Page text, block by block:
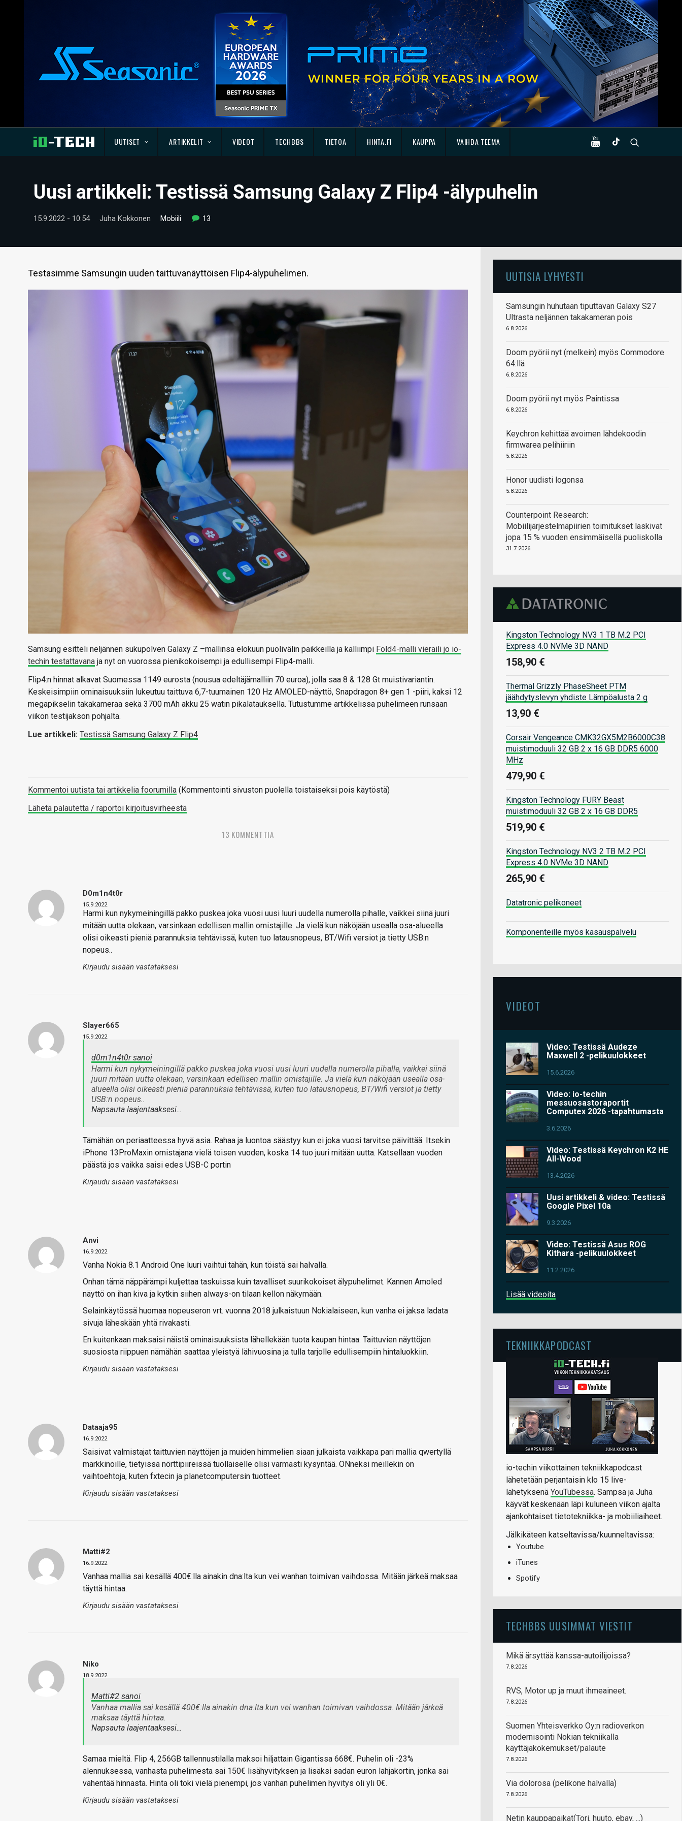
UUTISET ARTIKKELIT VIDEOT TECHBBS TIETOA HINTA.FI KAUPPA VAIHDA TEEMA
Uusi artikkeli: Testissä Samsung Galaxy Z Flip4 -älypuhelin
15.9.2022 - 10:54 Juha Kokkonen Mobiili 13
Testasimme Samsungin uuden taittuvanäyttöisen Flip4-älypuhelimen.
Samsung esitteli neljännen sukupolven Galaxy Z –mallinsa elokuun puolivälin paikkeilla ja kalliimpi Fold4-malli vieraili jo io-
techin testattavana ja nyt on vuorossa pienikokoisempi ja edullisempi Flip4-malli.
Flip4:n hinnat alkavat Suomessa 1149 eurosta (nousua edeltäjämalliin 70 euroa), jolla saa 8 & 128 Gt muistivariantin.
Keskeisimpiin ominaisuuksiin lukeutuu taittuva 6,7-tuumainen 120 Hz AMOLED-näyttö, Snapdragon 8+ gen 1 -piiri, kaksi 12
megapikselin takakameraa sekä 3700 mAh akku 25 watin pikalatauksella. Tutustumme artikkelissa puhelimeen runsaan
viikon testijakson pohjalta.
Lue artikkeli: Testissä Samsung Galaxy Z Flip4
Kommentoi uutista tai artikkelia foorumilla (Kommentointi sivuston puolella toistaiseksi pois käytöstä)
Lähetä palautetta / raportoi kirjoitusvirheestä
13 KOMMENTTIA
D0m1n4t0r
15.9.2022
Harmi kun nykymeiningillä pakko puskea joka vuosi uusi luuri uudella numerolla pihalle, vaikkei siinä juuri
mitään uutta olekaan, varsinkaan edellisen mallin omistajille. Ja vielä kun näköjään usealla osa-alueella
olisi oikeasti pieniä parannuksia tehtävissä, kuten tuo latausnopeus, BT/Wifi versiot ja tietty USB:n
nopeus..
Kirjaudu sisään vastataksesi
Slayer665
15.9.2022
d0m1n4t0r sanoi
Harmi kun nykymeiningillä pakko puskea joka vuosi uusi luuri uudella numerolla pihalle, vaikkei siinä
juuri mitään uutta olekaan, varsinkaan edellisen mallin omistajille. Ja vielä kun näköjään usealla osa-
alueella olisi oikeasti pieniä parannuksia tehtävissä, kuten tuo latausnopeus, BT/Wifi versiot ja tietty
USB:n nopeus..
Napsauta laajentaaksesi…
Tämähän on periaatteessa hyvä asia. Rahaa ja luontoa säästyy kun ei joka vuosi tarvitse päivittää. Itsekin
iPhone 13ProMaxin omistajana vielä toisen vuoden, koska 14 tuo juuri mitään uutta. Katsellaan vuoden
päästä jos vaikka saisi edes USB-C portin
Kirjaudu sisään vastataksesi
Anvi
16.9.2022
Vanha Nokia 8.1 Android One luuri vaihtui tähän, kun töistä sai halvalla.
Onhan tämä näppärämpi kuljettaa taskuissa kuin tavalliset suurikokoiset älypuhelimet. Kannen Amoled
näyttö on ihan kiva ja kytkin siihen always-on tilaan kellon näkymään.
Selainkäytössä huomaa nopeuseron vrt. vuonna 2018 julkaistuun Nokialaiseen, kun vanha ei jaksa ladata
sivuja läheskään yhtä rivakasti.
En kuitenkaan maksaisi näistä ominaisuuksista lähellekään tuota kaupan hintaa. Taittuvien näyttöjen
suosiosta riippuen nämähän saattaa yleistyä lähivuosina ja tulla tarjolle edullisempiin hintaluokkiin.
Kirjaudu sisään vastataksesi
Dataaja95
16.9.2022
Saisivat valmistajat taittuvien näyttöjen ja muiden himmelien siaan julkaista vaikkapa pari mallia qwertyllä
markkinoille, tietyissä nörttipiireissä tuollaiselle olisi varmasti kysyntää. ONneksi meillekin on
vaihtoehtoja, kuten fxtecin ja planetcomputersin tuotteet.
Kirjaudu sisään vastataksesi
Matti#2
16.9.2022
Vanhaa mallia sai kesällä 400€:lla ainakin dna:lta kun vei wanhan toimivan vaihdossa. Mitään järkeä maksaa
täyttä hintaa.
Kirjaudu sisään vastataksesi
Niko
18.9.2022
Matti#2 sanoi
Vanhaa mallia sai kesällä 400€:lla ainakin dna:lta kun vei wanhan toimivan vaihdossa. Mitään järkeä
maksaa täyttä hintaa.
Napsauta laajentaaksesi…
Samaa mieltä. Flip 4, 256GB tallennustilalla maksoi hiljattain Gigantissa 668€. Puhelin oli -23%
alennuksessa, vanhasta puhelimesta sai 150€ lisähyvityksen ja lisäksi sadan euron lahjakortin, jonka sai
vähentää hinnasta. Hinta oli toki vielä pienempi, jos vanhan puhelimen hyvitys oli yli 0€.
Kirjaudu sisään vastataksesi
UUTISIA LYHYESTI
Samsungin huhutaan tiputtavan Galaxy S27
Ultrasta neljännen takakameran pois
6.8.2026
Doom pyörii nyt (melkein) myös Commodore
64:llä
6.8.2026
Doom pyörii nyt myös Paintissa
6.8.2026
Keychron kehittää avoimen lähdekoodin
firmwarea pelihiiriin
5.8.2026
Honor uudisti logonsa
5.8.2026
Counterpoint Research:
Mobiilijärjestelmäpiirien toimitukset laskivat
jopa 15 % vuoden ensimmäisellä puoliskolla
31.7.2026
Kingston Technology NV3 1 TB M.2 PCI
Express 4.0 NVMe 3D NAND
158,90 €
Thermal Grizzly PhaseSheet PTM
jäähdytyslevyn yhdiste Lämpöalusta 2 g
13,90 €
Corsair Vengeance CMK32GX5M2B6000C38
muistimoduuli 32 GB 2 x 16 GB DDR5 6000
MHz
479,90 €
Kingston Technology FURY Beast
muistimoduuli 32 GB 2 x 16 GB DDR5
519,90 €
Kingston Technology NV3 2 TB M.2 PCI
Express 4.0 NVMe 3D NAND
265,90 €
Datatronic pelikoneet
Komponenteille myös kasauspalvelu
VIDEOT
Video: Testissä Audeze
Maxwell 2 -pelikuulokkeet
15.6.2026
Video: io-techin
messuosastoraportit
Computex 2026 -tapahtumasta
3.6.2026
Video: Testissä Keychron K2 HE
All-Wood
13.4.2026
Uusi artikkeli & video: Testissä
Google Pixel 10a
9.3.2026
Video: Testissä Asus ROG
Kithara -pelikuulokkeet
11.2.2026
Lisää videoita
TEKNIIKKAPODCAST
io-techin viikottainen tekniikkapodcast
lähetetään perjantaisin klo 15 live-
lähetyksenä YouTubessa. Sampsa ja Juha
käyvät keskenään läpi kuluneen viikon ajalta
ajankohtaiset tietotekniikka- ja mobiiliaiheet.
Jälkikäteen katseltavissa/kuunneltavissa:
Youtube
iTunes
Spotify
TECHBBS UUSIMMAT VIESTIT
Mikä ärsyttää kanssa-autoilijoissa?
7.8.2026
RVS, Motor up ja muut ihmeaineet.
7.8.2026
Suomen Yhteisverkko Oy:n radioverkon
modernisointi Nokian tekniikalla
käyttäjäkokemukset/palaute
7.8.2026
Via dolorosa (pelikone halvalla)
7.8.2026
Netin kauppapaikat(Tori, huuto, ebay, ...)